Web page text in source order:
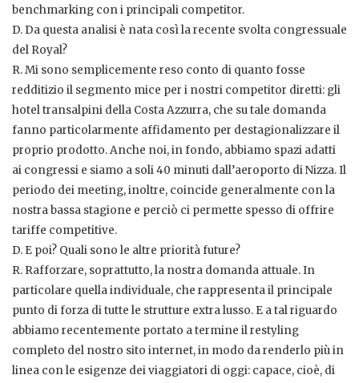
benchmarking con i principali competitor.
D. Da questa analisi è nata così la recente svolta congressuale
del Royal?
R. Mi sono semplicemente reso conto di quanto fosse
redditizio il segmento mice per i nostri competitor diretti: gli
hotel transalpini della Costa Azzurra, che su tale domanda
fanno particolarmente affidamento per destagionalizzare il
proprio prodotto. Anche noi, in fondo, abbiamo spazi adatti
ai congressi e siamo a soli 40 minuti dall’aeroporto di Nizza. Il
periodo dei meeting, inoltre, coincide generalmente con la
nostra bassa stagione e perciò ci permette spesso di offrire
tariffe competitive.
D. E poi? Quali sono le altre priorità future?
R. Rafforzare, soprattutto, la nostra domanda attuale. In
particolare quella individuale, che rappresenta il principale
punto di forza di tutte le strutture extra lusso. E a tal riguardo
abbiamo recentemente portato a termine il restyling
completo del nostro sito internet, in modo da renderlo più in
linea con le esigenze dei viaggiatori di oggi: capace, cioè, di